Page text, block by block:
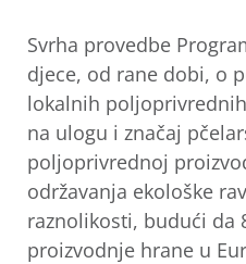
Svrha provedbe
djece, od rane dobi, o
lokalnih
na ulogu i značaj
poljoprivrednoj
održavanja ekološke
raznolikosti, budući da
proizvodnje hrane u